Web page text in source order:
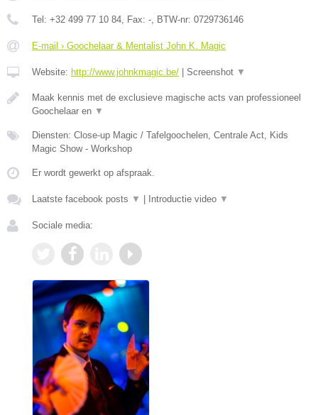
Tel: +32 499 77 10 84, Fax: -, BTW-nr: 0729736146
E-mail › Goochelaar & Mentalist John K. Magic
Website: http://www.johnkmagic.be/ Screenshot ▼
Maak kennis met de exclusieve magische acts van professioneel
Goochelaar en ▼
Diensten: Close-up Magic / Tafelgoochelen, Centrale Act, Kids
Magic Show - Workshop
Er wordt gewerkt op afspraak.
Laatste facebook posts ▼ Introductie video ▼
Sociale media: